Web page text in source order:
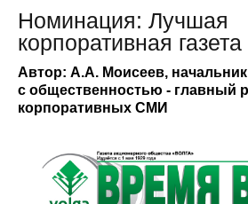
Номинация: Лучшая
корпоративная газета
Автор: А.А. Моисеев,
с общественностью - главный
корпоративных СМИ